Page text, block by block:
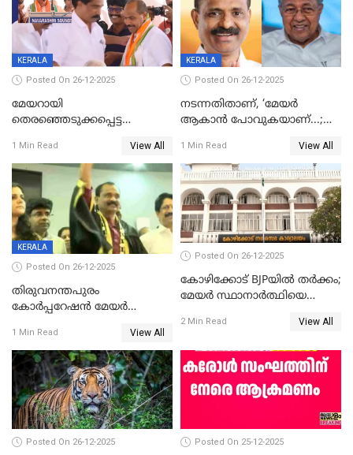
KERALA
Posted On 26-12-2025
മേയറായി
തെരഞ്ഞെടുക്കപ്പെട്ട
ആദ്യ വോട്ട് അസാധു; കണ്ണൂർ
ഡെപ്യൂട്ടി മേയർ സ്ഥാനത്ത്
താഹിറിന് വിജയം
1 Min Read View All
KERALA
Posted On 26-12-2025
നടന്നതിതാണ്, ‘മേയർ
ആകാൻ പോവുകയാണ്...;
മുഖ്യമന്ത്രിയുടെ ഓഫീസ്
തന്നെ വിശദീകരിയ്ക്കുന്നു;
സത്യമിതാണ്
1 Min Read View All
KERALA
Posted On 26-12-2025
തിരുവനന്തപുരം
കോര്‍പ്പറേഷന്‍ മേയര്‍
ഹൈക്കോടതിയിലേക്ക്;
സത്യപ്രതിജ്ഞ ചടങ്ങില്‍
ചട്ടലംഘനമെന്ന് പാർട്ടി
1 Min Read View All
Posted On 26-12-2025
കോഴിക്കോട് BJPയിൽ തർക്കം;
മേയർ സ്ഥാനാർത്ഥിയെ
2 Min Read View All
Posted On 26-12-2025 Posted On 25-12-2025